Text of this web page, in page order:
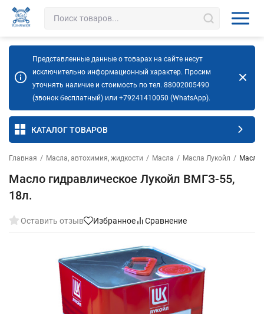
Представленные данные о товарах на сайте несут
исключительно информационный характер. Просим
уточнять наличие и стоимость по тел. 88002005490
(звонок бесплатный) или +79241410050 (WhatsApp).
КАТАЛОГ ТОВАРОВ
Главная / Масла, автохимия, жидкости / Масла / Масла Лукойл / Масло
Масло гидравлическое Лукойл ВМГЗ-55,
18л.
Оставить отзыв Избранное Сравнение